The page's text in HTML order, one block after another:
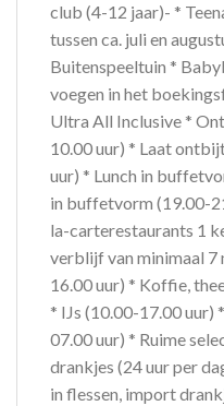
club (4-12 jaar)- *
tussen ca. juli en
Buitenspeeltuin *
voegen in het
Ultra All Inclusive *
10.00 uur) * Laat
uur) * Lunch in
in buffetvorm (19.00-
la-carterestaurants 1
verblijf van minimaal 7
16.00 uur) * Koffie,
* IJs (10.00-17.00
07.00 uur) * Ruime
drankjes (24 uur per
in flessen, import